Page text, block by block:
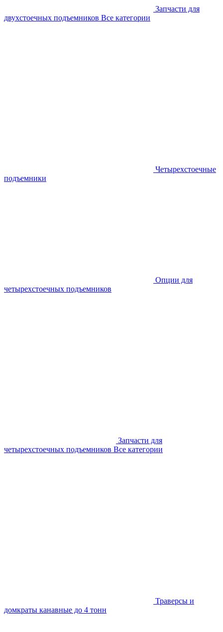
Запчасти для
двухстоечных подъемников Все категории
Четырехстоечные
подъемники
Опции для
четырехстоечных подъемников
Запчасти для
четырехстоечных подъемников Все категории
Траверсы и
домкраты канавные до 4 тонн